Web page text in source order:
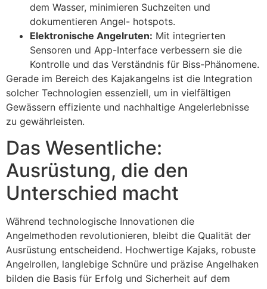
dem Wasser, minimieren Suchzeiten und
dokumentieren Angel- hotspots.
Elektronische Angelruten: Mit integrierten
Sensoren und App-Interface verbessern sie die
Kontrolle und das Verständnis für Biss-Phänomene.
Gerade im Bereich des Kajakangelns ist die Integration
solcher Technologien essenziell, um in vielfältigen
Gewässern effiziente und nachhaltige Angelerlebnisse
zu gewährleisten.
Das Wesentliche:
Ausrüstung, die den
Unterschied macht
Während technologische Innovationen die
Angelmethoden revolutionieren, bleibt die Qualität der
Ausrüstung entscheidend. Hochwertige Kajaks, robuste
Angelrollen, langlebige Schnüre und präzise Angelhaken
bilden die Basis für Erfolg und Sicherheit auf dem